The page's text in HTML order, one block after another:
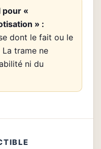
pour «
» :
dont le fait ou le
La trame ne
ni du